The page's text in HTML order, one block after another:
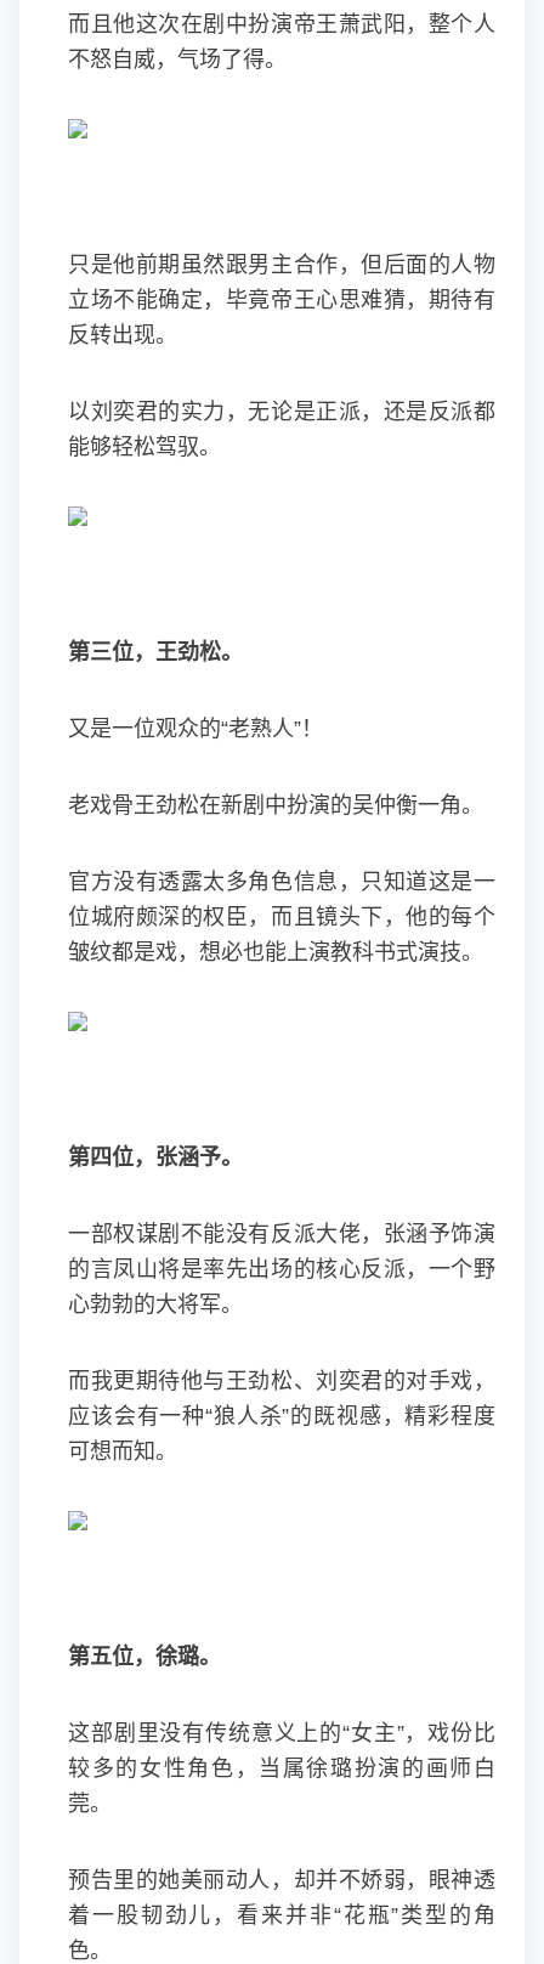
而且他这次在剧中扮演帝王萧武阳，整个人
不怒自威，气场了得。
只是他前期虽然跟男主合作，但后面的人物
立场不能确定，毕竟帝王心思难猜，期待有
反转出现。
以刘奕君的实力，无论是正派，还是反派都
能够轻松驾驭。
第三位，王劲松。
又是一位观众的“老熟人”！
老戏骨王劲松在新剧中扮演的吴仲衡一角。
官方没有透露太多角色信息，只知道这是一
位城府颇深的权臣，而且镜头下，他的每个
皱纹都是戏，想必也能上演教科书式演技。
第四位，张涵予。
一部权谋剧不能没有反派大佬，张涵予饰演
的言凤山将是率先出场的核心反派，一个野
心勃勃的大将军。
而我更期待他与王劲松、刘奕君的对手戏，
应该会有一种“狼人杀”的既视感，精彩程度
可想而知。
第五位，徐璐。
这部剧里没有传统意义上的“女主”，戏份比
较多的女性角色，当属徐璐扮演的画师白
莞。
预告里的她美丽动人，却并不娇弱，眼神透
着一股韧劲儿，看来并非“花瓶”类型的角
色。